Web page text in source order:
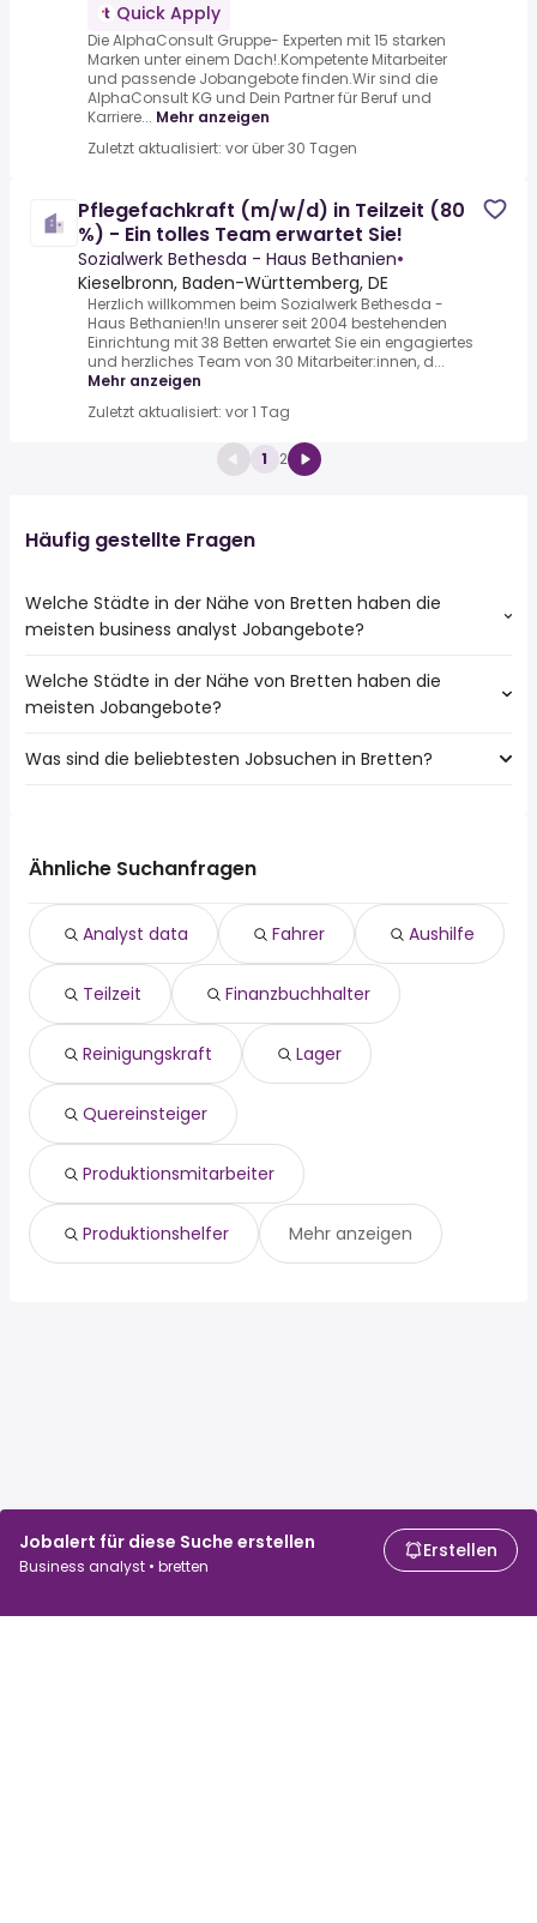
Jobalert für diese Suche erstellen
Business analyst • bretten
Erstellen
Quick Apply
Die AlphaConsult Gruppe- Experten mit 15 starken
Marken unter einem Dach!.Kompetente Mitarbeiter
und passende Jobangebote finden.Wir sind die
AlphaConsult KG und Dein Partner für Beruf und
Karriere... Mehr anzeigen
Zuletzt aktualisiert: vor über 30 Tagen
Pflegefachkraft (m/w/d) in Teilzeit (80
%) - Ein tolles Team erwartet Sie!
Sozialwerk Bethesda - Haus Bethanien•
Kieselbronn, Baden-Württemberg, DE
Herzlich willkommen beim Sozialwerk Bethesda -
Haus Bethanien!In unserer seit 2004 bestehenden
Einrichtung mit 38 Betten erwartet Sie ein engagiertes
und herzliches Team von 30 Mitarbeiter:innen, d...
Mehr anzeigen
Zuletzt aktualisiert: vor 1 Tag
1 2
Häufig gestellte Fragen
Welche Städte in der Nähe von Bretten haben die
meisten business analyst Jobangebote?
Städte in der Nähe von Bretten mit den meisten business
analyst Jobs:
Bruchsal
Welche Städte in der Nähe von Bretten haben die
meisten Jobangebote?
10 Städte in der Nähe von Bretten mit den meisten
Mühlacker
Bad Schönborn
Waldbronn
Weingarten (Baden)
Keltern
Was sind die beliebtesten Jobsuchen in Bretten?
aushilfe
reinigungskraft
lager
quereinsteiger
produktionsmitarbeiter
produktionshelfer
Ähnliche Suchanfragen
Analyst data Fahrer Aushilfe
Teilzeit Finanzbuchhalter
Reinigungskraft Lager
Quereinsteiger
Produktionsmitarbeiter
Produktionshelfer Mehr anzeigen